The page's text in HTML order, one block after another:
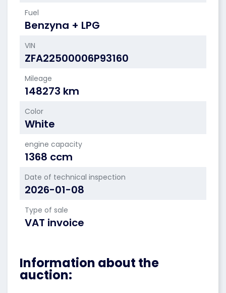
Fuel
Benzyna + LPG
VIN
ZFA22500006P93160
Mileage
148273 km
Color
White
engine capacity
1368 ccm
Date of technical inspection
2026-01-08
Type of sale
VAT invoice
Information about the
auction: